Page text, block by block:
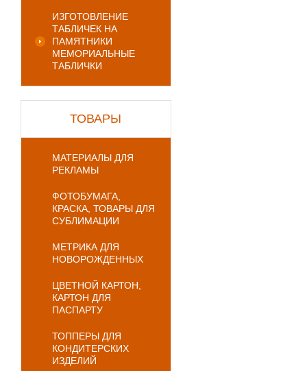
ИЗГОТОВЛЕНИЕ
ТАБЛИЧЕК НА
ПАМЯТНИКИ
МЕМОРИАЛЬНЫЕ
ТАБЛИЧКИ
ТОВАРЫ
МАТЕРИАЛЫ ДЛЯ
РЕКЛАМЫ
ФОТОБУМАГА,
КРАСКА, ТОВАРЫ ДЛЯ
СУБЛИМАЦИИ
МЕТРИКА ДЛЯ
НОВОРОЖДЕННЫХ
ЦВЕТНОЙ КАРТОН,
КАРТОН ДЛЯ
ПАСПАРТУ
ТОППЕРЫ ДЛЯ
КОНДИТЕРСКИХ
ИЗДЕЛИЙ